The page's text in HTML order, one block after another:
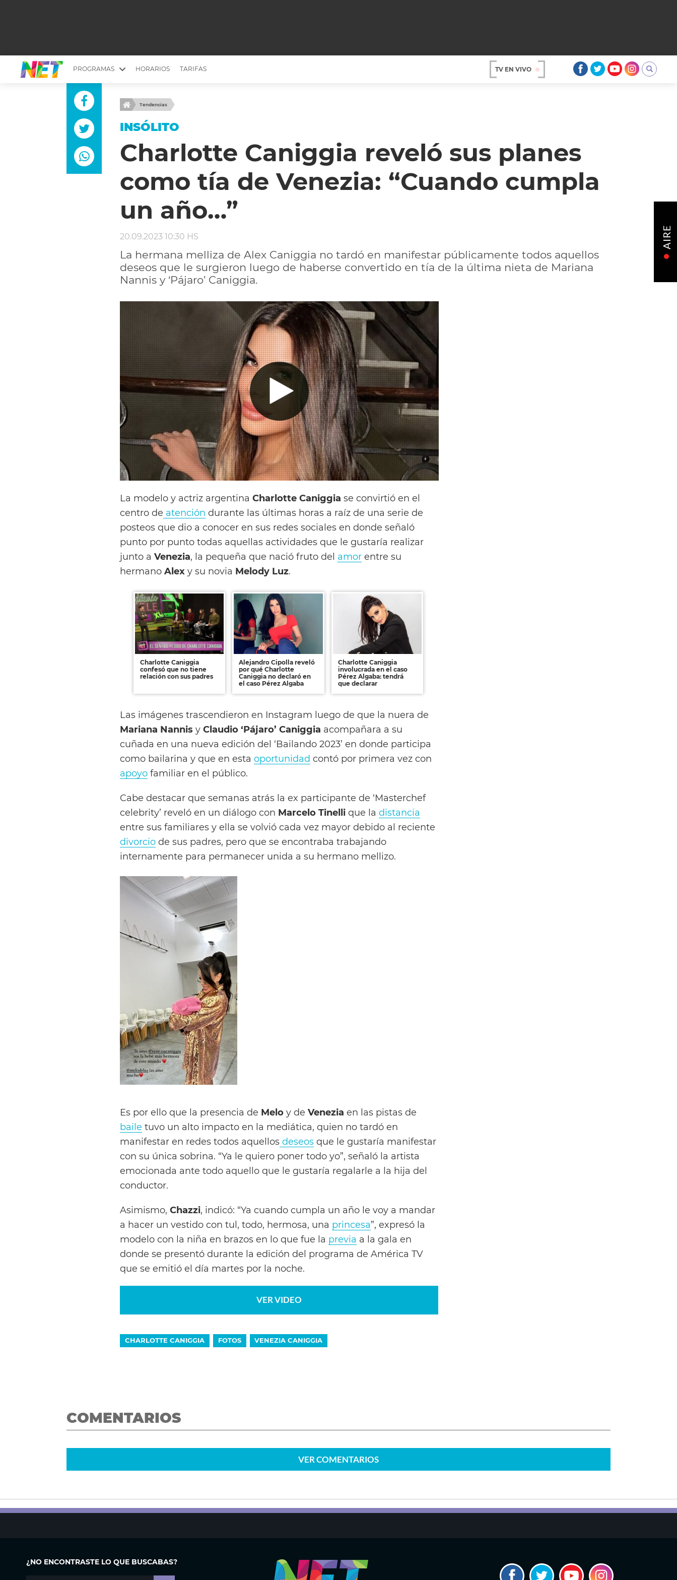
PROGRAMAS
MESA PICANTE
YUYITO A LA TARDE
EMPRENDI2
LONGOBARDI
EL OLIVO BLANCO
TU LUGAR IDEAL
CHICHE EN VIVO
ARGENTINOS X ARGENTINA
ESTÉTICA 360 TV
CARAS Y NEGOCIOS
SCOUTING PARA UN CAMBIO
INTELEXIS TV
ENTROMETIDOS EN LA TELE
MODO FONTEVECCHIA
FIESTAS ARGENTINAS
BELLEZA FASHION
FULL FACE TV
HORARIOS TARIFAS TV EN VIVO
Tendencias
INSÓLITO
Charlotte Caniggia reveló sus planes
como tía de Venezia: “Cuando cumpla
un año…”
20.09.2023 10:30 HS
La hermana melliza de Alex Caniggia no tardó en manifestar públicamente todos aquellos
deseos que le surgieron luego de haberse convertido en tía de la última nieta de Mariana
Nannis y ‘Pájaro’ Caniggia.
La modelo y actriz argentina Charlotte Caniggia se convirtió en el
centro de atención durante las últimas horas a raíz de una serie de
posteos que dio a conocer en sus redes sociales en donde señaló
punto por punto todas aquellas actividades que le gustaría realizar
junto a Venezia, la pequeña que nació fruto del amor entre su
hermano Alex y su novia Melody Luz.
Charlotte Caniggia
confesó que no tiene
relación con sus padres
Alejandro Cipolla reveló
por qué Charlotte
Caniggia no declaró en
el caso Pérez Algaba
Charlotte Caniggia
involucrada en el caso
Pérez Algaba: tendrá
que declarar
Las imágenes trascendieron en Instagram luego de que la nuera de
Mariana Nannis y Claudio ‘Pájaro’ Caniggia acompañara a su
cuñada en una nueva edición del ‘Bailando 2023’ en donde participa
como bailarina y que en esta oportunidad contó por primera vez con
apoyo familiar en el público.
Cabe destacar que semanas atrás la ex participante de ‘Masterchef
celebrity’ reveló en un diálogo con Marcelo Tinelli que la distancia
entre sus familiares y ella se volvió cada vez mayor debido al reciente
divorcio de sus padres, pero que se encontraba trabajando
internamente para permanecer unida a su hermano mellizo.
Es por ello que la presencia de Melo y de Venezia en las pistas de
baile tuvo un alto impacto en la mediática, quien no tardó en
manifestar en redes todos aquellos deseos que le gustaría manifestar
con su única sobrina. “Ya le quiero poner todo yo”, señaló la artista
emocionada ante todo aquello que le gustaría regalarle a la hija del
conductor.
Asimismo, Chazzi, indicó: “Ya cuando cumpla un año le voy a mandar
a hacer un vestido con tul, todo, hermosa, una princesa”, expresó la
modelo con la niña en brazos en lo que fue la previa a la gala en
donde se presentó durante la edición del programa de América TV
que se emitió el día martes por la noche.
VER VIDEO
CHARLOTTE CANIGGIA FOTOS VENEZIA CANIGGIA
COMENTARIOS
VERCOMENTARIOS
¿NO ENCONTRASTE LO QUE BUSCABAS?
AIRE